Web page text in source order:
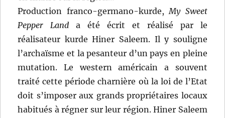
Production franco-germano-kurde,My Sweet
Pepper Land a été écrit et réalisé par le
réalisateur kurde Hiner Saleem. Il y souligne
l’archaïsme et la pesanteur d’un pays en pleine
mutation. Le western américain a souvent
traité cette période charnière où la loi de l’Etat
doit s’imposer aux grands propriétaires locaux
habitués à régner sur leur région. Hiner Saleem